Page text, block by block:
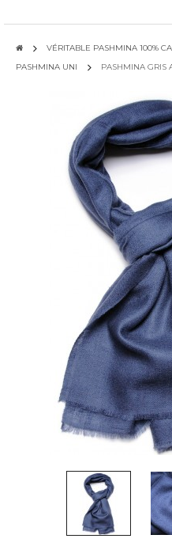
VÉRITABLE PASHMINA 100%
PASHMINA UNI
PASHMINA GRIS